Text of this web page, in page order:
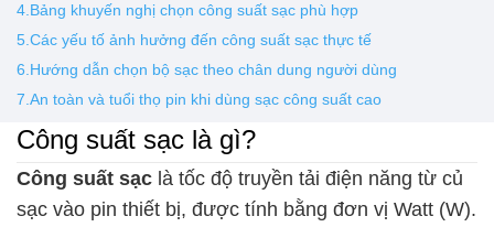
4.Bảng khuyến nghị chọn công suất sạc phù hợp
5.Các yếu tố ảnh hưởng đến công suất sạc thực tế
6.Hướng dẫn chọn bộ sạc theo chân dung người dùng
7.An toàn và tuổi thọ pin khi dùng sạc công suất cao
Công suất sạc là gì?
Công suất sạc là tốc độ truyền tải điện năng từ củ
sạc vào pin thiết bị, được tính bằng đơn vị Watt (W).